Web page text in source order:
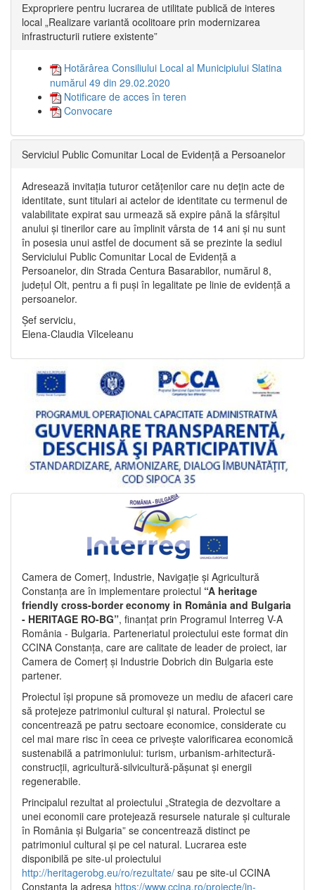
Expropriere pentru lucrarea de utilitate publică de interes
local „Realizare variantă ocolitoare prin modernizarea
infrastructurii rutiere existente”
Hotărârea Consiliului Local al Municipiului Slatina
numărul 49 din 29.02.2020
Notificare de acces în teren
Convocare
Serviciul Public Comunitar Local de Evidență a Persoanelor
Adresează invitația tuturor cetățenilor care nu dețin acte de
identitate, sunt titulari ai actelor de identitate cu termenul de
valabilitate expirat sau urmează să expire până la sfârșitul
anului și tinerilor care au împlinit vârsta de 14 ani și nu sunt
în posesia unui astfel de document să se prezinte la sediul
Serviciului Public Comunitar Local de Evidență a
Persoanelor, din Strada Centura Basarabilor, numărul 8,
județul Olt, pentru a fi puși în legalitate pe linie de evidență a
persoanelor.
Șef serviciu,
Elena-Claudia Vîlceleanu
Camera de Comerț, Industrie, Navigație și Agricultură
Constanța are în implementare proiectul “A heritage
friendly cross-border economy in România and Bulgaria
- HERITAGE RO-BG”, finanțat prin Programul Interreg V-A
România - Bulgaria. Parteneriatul proiectului este format din
CCINA Constanța, care are calitate de leader de proiect, iar
Camera de Comerț și Industrie Dobrich din Bulgaria este
partener.
Proiectul își propune să promoveze un mediu de afaceri care
să protejeze patrimoniul cultural și natural. Proiectul se
concentrează pe patru sectoare economice, considerate cu
cel mai mare risc în ceea ce privește valorificarea economică
sustenabilă a patrimoniului: turism, urbanism-arhitectură-
construcții, agricultură-silvicultură-pășunat și energii
regenerabile.
Principalul rezultat al proiectului „Strategia de dezvoltare a
unei economii care protejează resursele naturale și culturale
în România și Bulgaria” se concentrează distinct pe
patrimoniul cultural și pe cel natural. Lucrarea este
disponibilă pe site-ul proiectului
http://heritagerobg.eu/ro/rezultate/ sau pe site-ul CCINA
Constanța la adresa https://www.ccina.ro/proiecte/in-